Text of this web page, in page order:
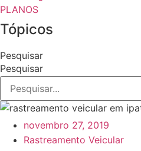
PLANOS
Tópicos
Pesquisar
Pesquisar
novembro 27, 2019
Rastreamento Veicular